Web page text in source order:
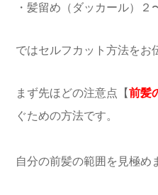
・髪留め（ダッカール）２
ではセルフカット方法をお
まず先ほどの注意点【前髪
ぐための方法です。
自分の前髪の範囲を見極め